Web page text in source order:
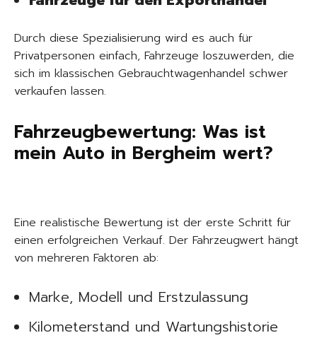
Durch diese Spezialisierung wird es auch für
Privatpersonen einfach, Fahrzeuge loszuwerden, die
sich im klassischen Gebrauchtwagenhandel schwer
verkaufen lassen.
Fahrzeugbewertung: Was ist
mein Auto in Bergheim wert?
Eine realistische Bewertung ist der erste Schritt für
einen erfolgreichen Verkauf. Der Fahrzeugwert hängt
von mehreren Faktoren ab:
Marke, Modell und Erstzulassung
Kilometerstand und Wartungshistorie